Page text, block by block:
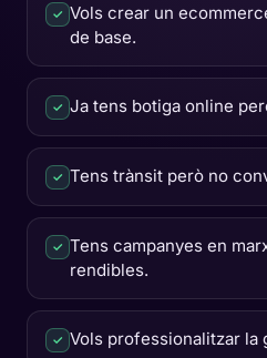
✓ Vols crear un
de base.
✓ Ja tens botiga online
✓ Tens trànsit però no
✓ Tens campanyes en
rendibles.
✓ Vols professionalitzar la